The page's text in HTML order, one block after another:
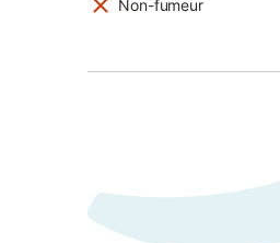
Non-fumeur